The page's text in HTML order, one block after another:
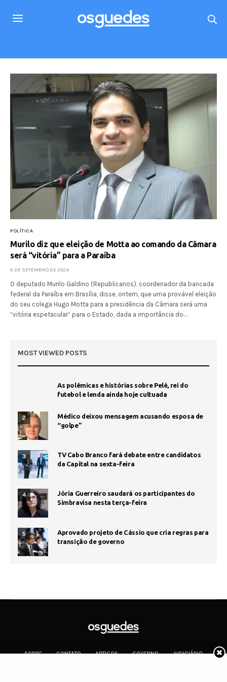
POLÍTICA
Murilo diz que eleição de Motta ao comando da Câmara
será “vitória” para a Paraíba
6 DE SETEMBRO DE 2024
O deputado Murilo Galdino (Republicanos), coordenador da bancada
federal da Paraíba em Brasília, disse, ontem, que uma provável eleição
do seu colega Hugo Motta para a presidência da Câmara será uma
“vitória espetacular” para o Estado, dada a importância do…
MOST VIEWED POSTS
As polêmicas e histórias sobre Pelé, rei do
futebol e lenda ainda hoje cultuada
2
Médico deixou mensagem acusando esposa de
“golpe”
3
TV Cabo Branco fará debate entre candidatos
da Capital na sexta-feira
4
Jória Guerreiro saudará os participantes do
Simbravisa nesta terça-feira
5
Aprovado projeto de Cássio que cria regras para
transição de governo
SOBRE CONTATO ARTIGOS GOVERNO
JUDICIÁRIO